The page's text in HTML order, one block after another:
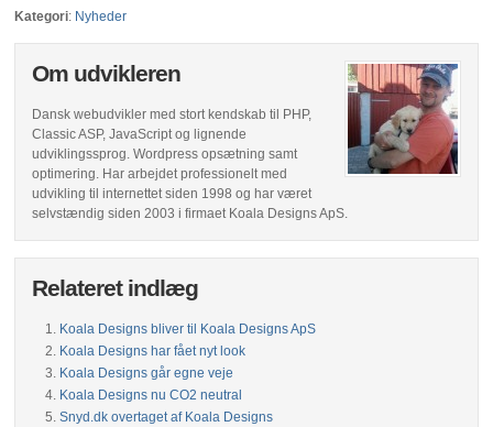
Kategori: Nyheder
Om udvikleren
Dansk webudvikler med stort kendskab til PHP,
Classic ASP, JavaScript og lignende
udviklingssprog. Wordpress opsætning samt
optimering. Har arbejdet professionelt med
udvikling til internettet siden 1998 og har været
selvstændig siden 2003 i firmaet Koala Designs ApS.
Relateret indlæg
Koala Designs bliver til Koala Designs ApS
Koala Designs har fået nyt look
Koala Designs går egne veje
Koala Designs nu CO2 neutral
Snyd.dk overtaget af Koala Designs